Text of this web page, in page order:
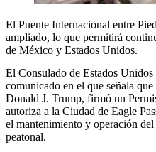
El Puente Internacional entre
ampliado, lo que permitirá
de México y Estados Unidos.
El Consulado de Estados
comunicado en el que señala
Donald J. Trump, firmó un
autoriza a la Ciudad de Eagle
el mantenimiento y operación
peatonal.